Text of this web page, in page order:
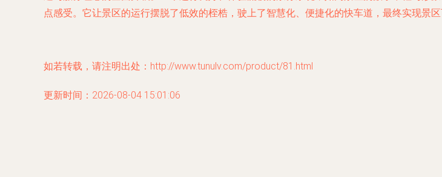
点感受。它让景区的运行摆脱了低效的桎梏，驶上了智慧化、便捷化的快车道，最终实现景
如若转载，请注明出处：http://www.tunulv.com/product/81.html
更新时间：2026-08-04 15:01:06